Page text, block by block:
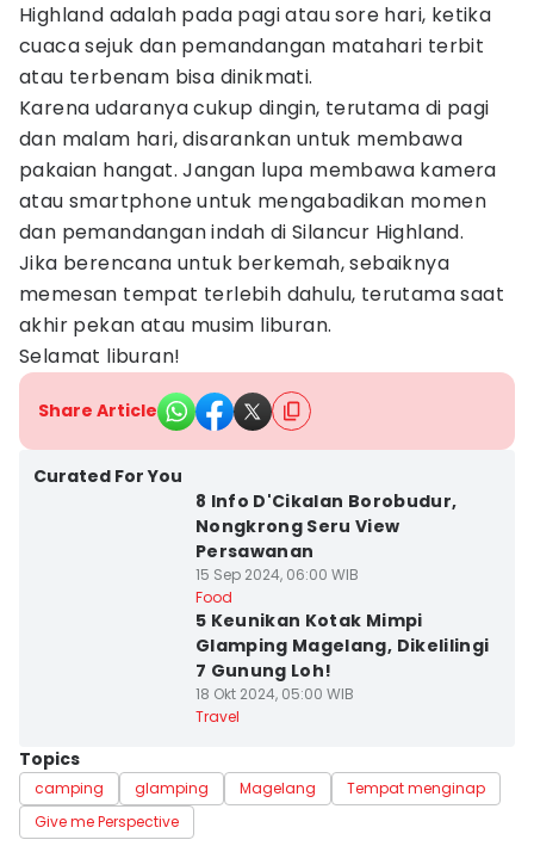
Highland adalah pada pagi atau sore hari, ketika
cuaca sejuk dan pemandangan matahari terbit
atau terbenam bisa dinikmati.
Karena udaranya cukup dingin, terutama di pagi
dan malam hari, disarankan untuk membawa
pakaian hangat. Jangan lupa membawa kamera
atau smartphone untuk mengabadikan momen
dan pemandangan indah di Silancur Highland.
Jika berencana untuk berkemah, sebaiknya
memesan tempat terlebih dahulu, terutama saat
akhir pekan atau musim liburan.
Selamat liburan!
Share Article
Curated For You
8 Info D'Cikalan Borobudur,
Nongkrong Seru View
Persawanan
15 Sep 2024, 06:00 WIB
Food
5 Keunikan Kotak Mimpi
Glamping Magelang, Dikelilingi
7 Gunung Loh!
18 Okt 2024, 05:00 WIB
Travel
Topics
camping glamping Magelang
Tempat menginap
Give me Perspective